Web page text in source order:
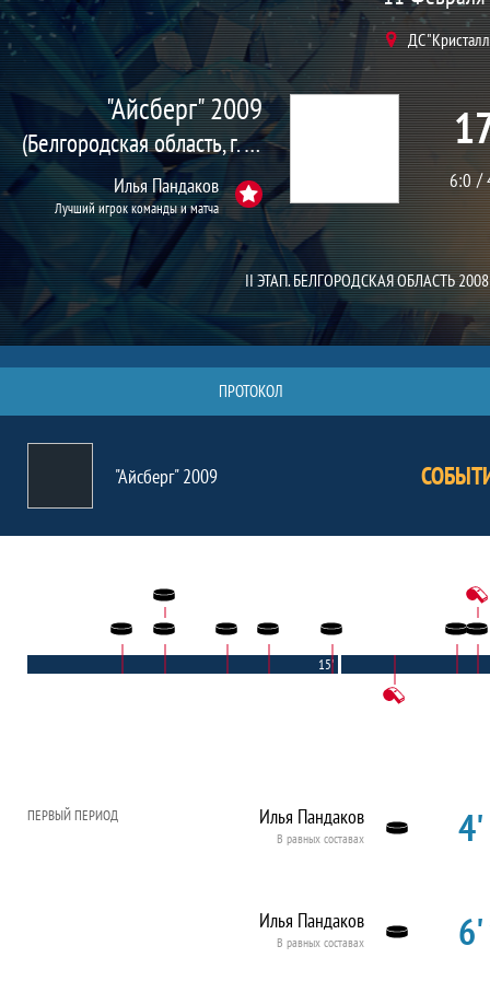
ДС
"Айсберг" 2009
(Белгородская область, г. Шебекино)
Илья Пандаков
Лучший игрок команды и матча
6:0
II ЭТАП. БЕЛГОРОДСКАЯ ОБЛАСТЬ
ПРОТОКОЛ
"Айсберг" 2009
15'
ПЕРВЫЙ ПЕРИОД Илья Пандаков
В равных составах
Илья Пандаков
В равных составах